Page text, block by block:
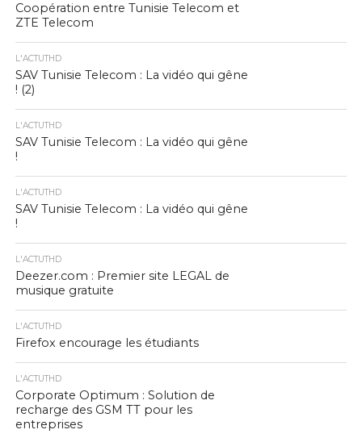
Coopération entre Tunisie Telecom et
ZTE Telecom
L'ACTUTHD
SAV Tunisie Telecom : La vidéo qui gêne
! (2)
L'ACTUTHD
SAV Tunisie Telecom : La vidéo qui gêne
!
L'ACTUTHD
SAV Tunisie Telecom : La vidéo qui gêne
!
L'ACTUTHD
Deezer.com : Premier site LEGAL de
musique gratuite
L'ACTUTHD
Firefox encourage les étudiants
L'ACTUTHD
Corporate Optimum : Solution de
recharge des GSM TT pour les
entreprises